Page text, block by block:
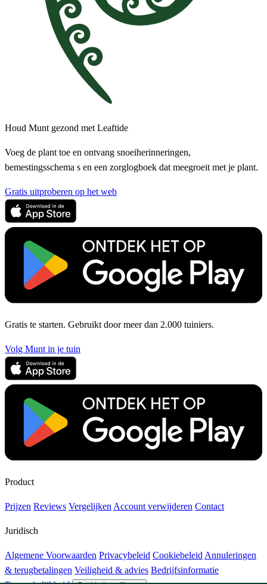
Houd Munt gezond met Leaftide
Voeg de plant toe en ontvang snoeiherinneringen,
bemestingsschema s en een zorglogboek dat meegroeit met je plant.
Gratis uitproberen op het web
Gratis te starten. Gebruikt door meer dan 2.000 tuiniers.
Volg Munt in je tuin
Product
Prijzen Reviews Vergelijken Account verwijderen Contact
Juridisch
Algemene Voorwaarden Privacybeleid Cookiebeleid Annuleringen
& terugbetalingen Veiligheid & advies Bedrijfsinformatie